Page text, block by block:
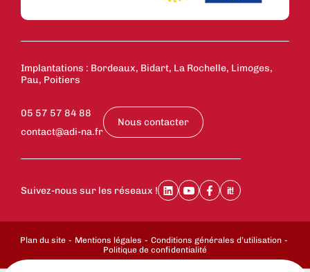
Implantations : Bordeaux, Bidart, La Rochelle, Limoges,
Pau, Poitiers
05 57 57 84 88
contact@adi-na.fr
Nous contacter
Suivez-nous sur les réseaux !
Plan du site Mentions légales
Conditions générales d’utilisation
Politique de confidentialité